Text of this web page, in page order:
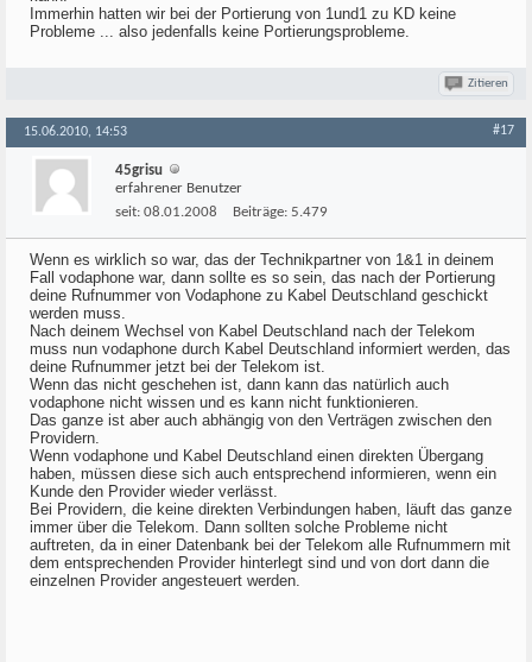
Immerhin hatten wir bei der Portierung von 1und1 zu KD keine
Probleme ... also jedenfalls keine Portierungsprobleme.
Zitieren
15.06.2010, 14:53 #17
45grisu
erfahrener Benutzer
seit: 08.01.2008 Beiträge: 5.479
Wenn es wirklich so war, das der Technikpartner von 1&1 in deinem
Fall vodaphone war, dann sollte es so sein, das nach der Portierung
deine Rufnummer von Vodaphone zu Kabel Deutschland geschickt
werden muss.
Nach deinem Wechsel von Kabel Deutschland nach der Telekom
muss nun vodaphone durch Kabel Deutschland informiert werden, das
deine Rufnummer jetzt bei der Telekom ist.
Wenn das nicht geschehen ist, dann kann das natürlich auch
vodaphone nicht wissen und es kann nicht funktionieren.
Das ganze ist aber auch abhängig von den Verträgen zwischen den
Providern.
Wenn vodaphone und Kabel Deutschland einen direkten Übergang
haben, müssen diese sich auch entsprechend informieren, wenn ein
Kunde den Provider wieder verlässt.
Bei Providern, die keine direkten Verbindungen haben, läuft das ganze
immer über die Telekom. Dann sollten solche Probleme nicht
auftreten, da in einer Datenbank bei der Telekom alle Rufnummern mit
dem entsprechenden Provider hinterlegt sind und von dort dann die
einzelnen Provider angesteuert werden.